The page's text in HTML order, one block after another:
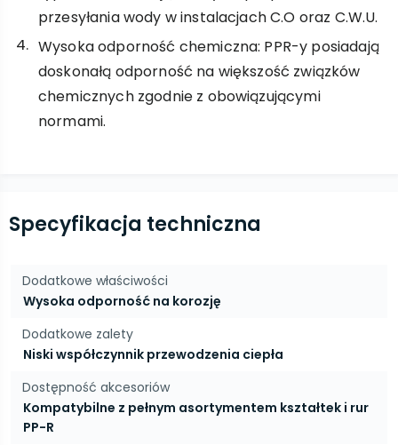
przesyłania wody w instalacjach C.O oraz C.W.U.
Wysoka odporność chemiczna: PPR-y posiadają
doskonałą odporność na większość związków
chemicznych zgodnie z obowiązującymi
normami.
Specyfikacja techniczna
Dodatkowe właściwości
Wysoka odporność na korozję
Dodatkowe zalety
Niski współczynnik przewodzenia ciepła
Dostępność akcesoriów
Kompatybilne z pełnym asortymentem kształtek i rur
PP-R